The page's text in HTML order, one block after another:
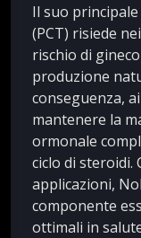
Il suo
(PCT) risiede
rischio di
produzione
conseguenza,
mantenere la
ormonale
ciclo di steroidi.
applicazioni,
componente
ottimali in